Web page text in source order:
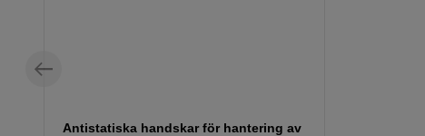
Antistatiska handskar för hantering av